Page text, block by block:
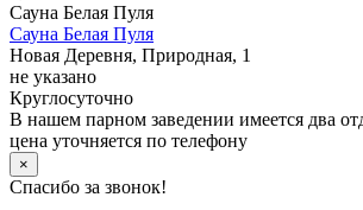
Сауна Белая Пуля
Сауна Белая Пуля
Новая Деревня, Природная, 1
не указано
Круглосуточно
В нашем парном заведении имеется два
цена уточняется по телефону
×
Спасибо за звонок!